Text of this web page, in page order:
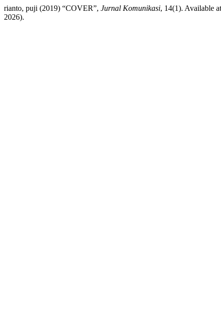
rianto, puji (2019) “COVER”, Jurnal Komunikasi, 14(1). Available
2026).